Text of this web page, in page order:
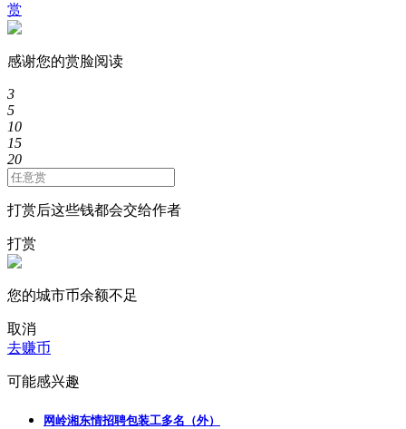
赏
感谢您的赏脸阅读
3
5
10
15
20
打赏后这些钱都会交给作者
打赏
您的城市币余额不足
取消
去赚币
可能感兴趣
网岭湘东情招聘包装工多名（外）